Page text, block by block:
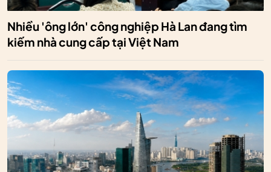
Nhiều 'ông lớn' công nghiệp Hà Lan đang tìm
kiếm nhà cung cấp tại Việt Nam